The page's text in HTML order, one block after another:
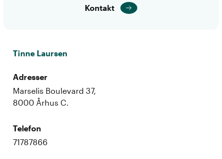
Kontakt
Tinne Laursen
Adresser
Marselis Boulevard 37,
8000 Århus C.
Telefon
71787866